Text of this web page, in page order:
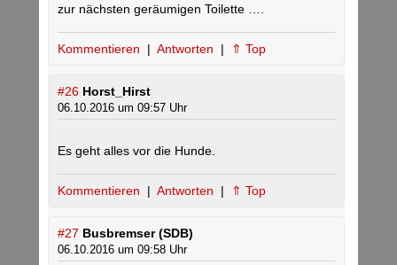
zur nächsten geräumigen Toilette ….
Kommentieren | Antworten | ⇑ Top
#26 Horst_Hirst
06.10.2016 um 09:57 Uhr
Es geht alles vor die Hunde.
Kommentieren | Antworten | ⇑ Top
#27 Busbremser (SDB)
06.10.2016 um 09:58 Uhr